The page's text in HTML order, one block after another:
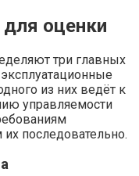
оценки
три главных
из них ведёт к
управляемости
последовательно.